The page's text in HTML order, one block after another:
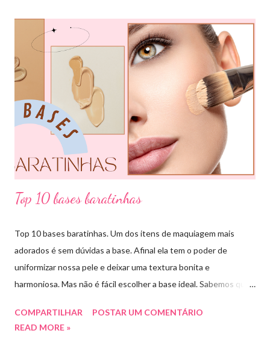
para nossos looks criando produções incríveis. Essa ferramenta
é super usada por profissionais da moda, porém qualquer pessoa
pode usar e garanto pra vocês que ajuda muitooo! Bora conferir
algumas das combinações de cores que podemos fazer com o
círculo cromático: COMBINAÇÃO MONOCROMÁTICA: uma
única cor ou a combinação de tom sobre tom (entre variação de
claro e escuro dessa mesma cor). COMBINAÇÃO ANÁLOGA:
Top 10 bases baratinhas
Top 10 bases baratinhas. Um dos itens de maquiagem mais
adorados é sem dúvidas a base. Afinal ela tem o poder de
uniformizar nossa pele e deixar uma textura bonita e
harmoniosa. Mas não é fácil escolher a base ideal. Sabemos que
hoje eu trouxe uma top lista com 10 bases nacionais com ótimo
COMPARTILHAR
POSTAR UM COMENTÁRIO
READ MORE »